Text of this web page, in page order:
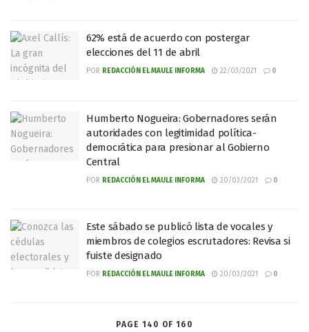
62% está de acuerdo con postergar
elecciones del 11 de abril
POR REDACCIÓN EL MAULE INFORMA 22/03/2021 0
Humberto Nogueira: Gobernadores serán
autoridades con legitimidad política-
democrática para presionar al Gobierno
Central
POR REDACCIÓN EL MAULE INFORMA 20/03/2021 0
Este sábado se publicó lista de vocales y
miembros de colegios escrutadores: Revisa si
fuiste designado
POR REDACCIÓN EL MAULE INFORMA 20/03/2021 0
PAGE 140 OF 160